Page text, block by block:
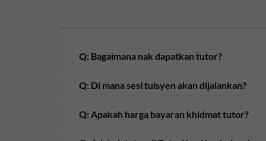
Q: Bagaimana nak dapatkan tutor?
Q: Di mana sesi tuisyen akan dijalankan?
Q: Apakah harga bayaran khidmat tutor?